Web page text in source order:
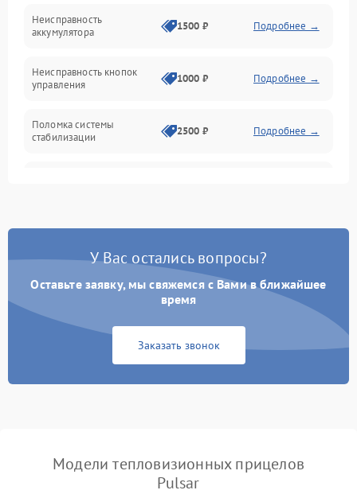
Неисправность
аккумулятора
1500 ₽ Подробнее →
Неисправность кнопок
управления
1000 ₽ Подробнее →
Поломка системы
стабилизации
2500 ₽ Подробнее →
Неисправность системы
Поломка системы GPS 2000 ₽ Подробнее →
Повреждение системы
защиты от перегрузок
1500 ₽
автоматического
1500 ₽ Подробнее →
У Вас остались вопросы?
Оставьте заявку, мы свяжемся с Вами в ближайшее
время
Заказать звонок
Модели тепловизионных прицелов
Pulsar